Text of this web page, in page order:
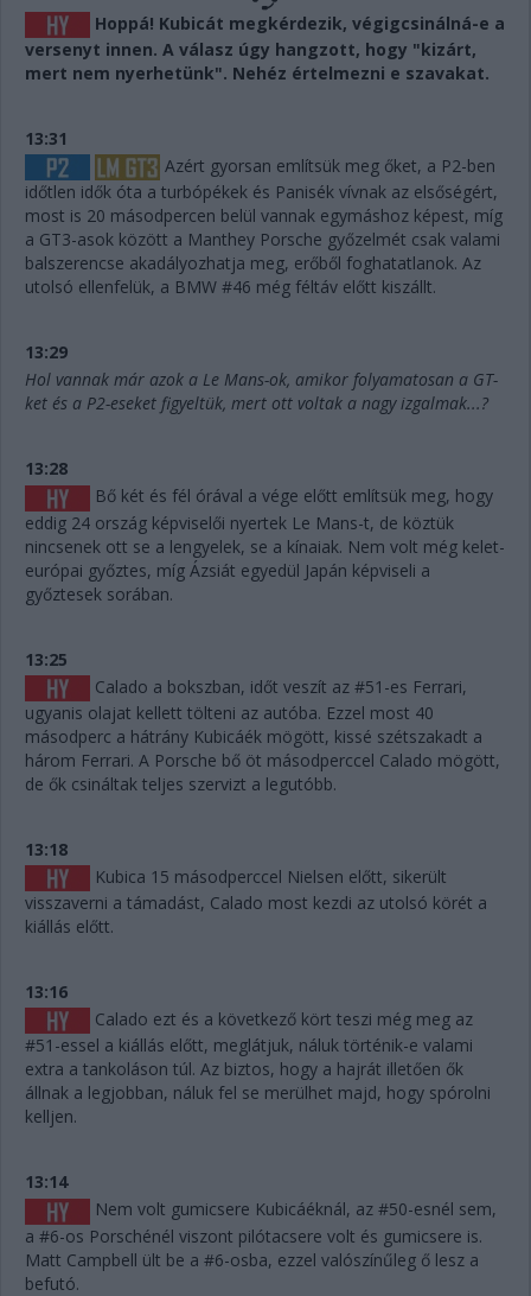
Hoppá! Kubicát megkérdezik, végigcsinálná-e a
versenyt innen. A válasz úgy hangzott, hogy "kizárt,
mert nem nyerhetünk". Nehéz értelmezni e szavakat.
13:31
Azért gyorsan említsük meg őket, a P2-ben
időtlen idők óta a turbópékek és Panisék vívnak az elsőségért,
most is 20 másodpercen belül vannak egymáshoz képest, míg
a GT3-asok között a Manthey Porsche győzelmét csak valami
balszerencse akadályozhatja meg, erőből foghatatlanok. Az
utolsó ellenfelük, a BMW #46 még féltáv előtt kiszállt.
13:29
Hol vannak már azok a Le Mans-ok, amikor folyamatosan a GT-
ket és a P2-eseket figyeltük, mert ott voltak a nagy izgalmak...?
13:28
Bő két és fél órával a vége előtt említsük meg, hogy
eddig 24 ország képviselői nyertek Le Mans-t, de köztük
nincsenek ott se a lengyelek, se a kínaiak. Nem volt még kelet-
európai győztes, míg Ázsiát egyedül Japán képviseli a
győztesek sorában.
13:25
Calado a bokszban, időt veszít az #51-es Ferrari,
ugyanis olajat kellett tölteni az autóba. Ezzel most 40
másodperc a hátrány Kubicáék mögött, kissé szétszakadt a
három Ferrari. A Porsche bő öt másodperccel Calado mögött,
de ők csináltak teljes szervizt a legutóbb.
13:18
Kubica 15 másodperccel Nielsen előtt, sikerült
visszaverni a támadást, Calado most kezdi az utolsó körét a
kiállás előtt.
13:16
Calado ezt és a következő kört teszi még meg az
#51-essel a kiállás előtt, meglátjuk, náluk történik-e valami
extra a tankoláson túl. Az biztos, hogy a hajrát illetően ők
állnak a legjobban, náluk fel se merülhet majd, hogy spórolni
kelljen.
13:14
Nem volt gumicsere Kubicáéknál, az #50-esnél sem,
a #6-os Porschénél viszont pilótacsere volt és gumicsere is.
Matt Campbell ült be a #6-osba, ezzel valószínűleg ő lesz a
befutó.